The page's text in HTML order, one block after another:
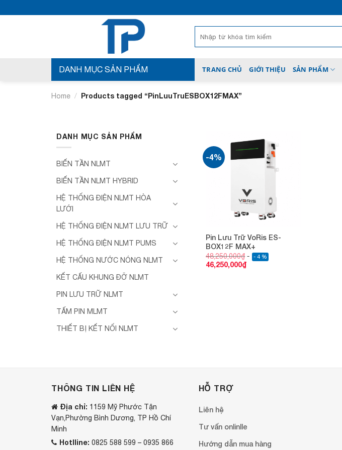
qua
for:
DANH MỤC SẢN PHẨM TRANG CHỦ GIỚI THIỆU SẢN PHẨM
Home / Products tagged “PinLuuTruESBOX12FMAX”
DANH MỤC SẢN PHẨM
BIẾN TẦN NLMT
BIẾN TẦN NLMT HYBRID
HỆ THỐNG ĐIỆN NLMT HÒA
LƯỚI
HỆ THỐNG ĐIỆN NLMT LƯU TRỮ
HỆ THỐNG ĐIỆN NLMT PUMS
HỆ THỐNG NƯỚC NÓNG NLMT
KẾT CẤU KHUNG ĐỠ NLMT
PIN LƯU TRỮ NLMT
TẤM PIN MLMT
THIẾT BỊ KẾT NỐI NLMT
-4%
Pin Lưu Trữ VoRis ES-
BOX12F MAX+
48,250,000₫ - 4 %
46,250,000₫
THÔNG TIN LIÊN HỆ
Địa chỉ: 1159 Mỹ Phước Tận
Vạn,Phường Bình Dương, TP Hồ Chí
Minh
Hotlline: 0825 588 599 – 0935 866
HỖ TRỢ
Liên hệ
Tư vấn onlinlle
Hướng dẫn mua hàng